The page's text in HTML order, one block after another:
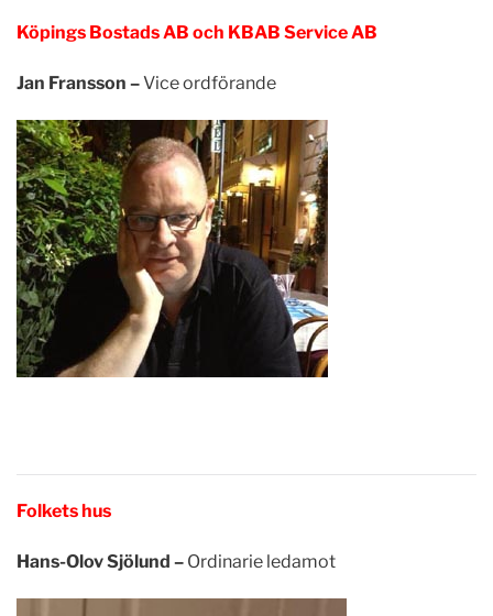
Köpings Bostads AB och KBAB Service AB
Jan Fransson –Vice ordförande
Folkets hus
Hans-Olov Sjölund – Ordinarie ledamot